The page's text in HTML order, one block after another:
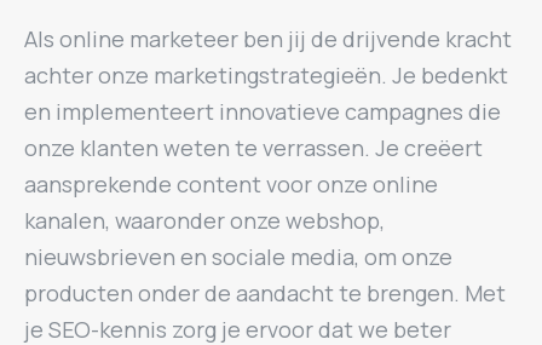
Als online marketeer ben jij de drijvende kracht
achter onze marketingstrategieën. Je bedenkt
en implementeert innovatieve campagnes die
onze klanten weten te verrassen. Je creëert
aansprekende content voor onze online
kanalen, waaronder onze webshop,
nieuwsbrieven en sociale media, om onze
producten onder de aandacht te brengen. Met
je SEO-kennis zorg je ervoor dat we beter